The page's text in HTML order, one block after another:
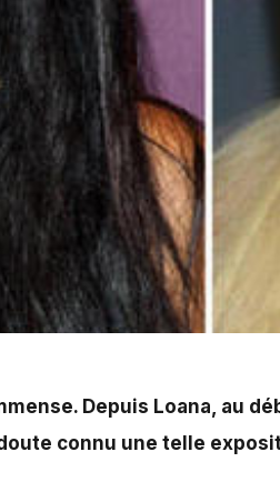
Depuis Loana, au
connu une telle